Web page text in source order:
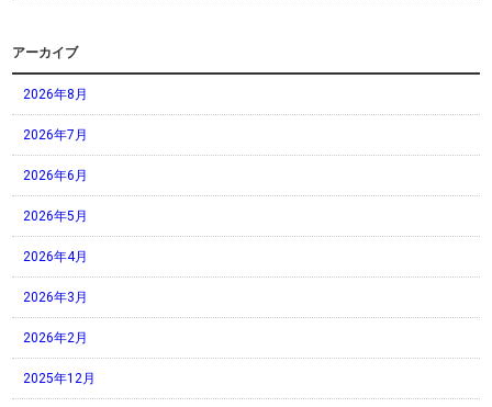
アーカイブ
2026年8月
2026年7月
2026年6月
2026年5月
2026年4月
2026年3月
2026年2月
2025年12月